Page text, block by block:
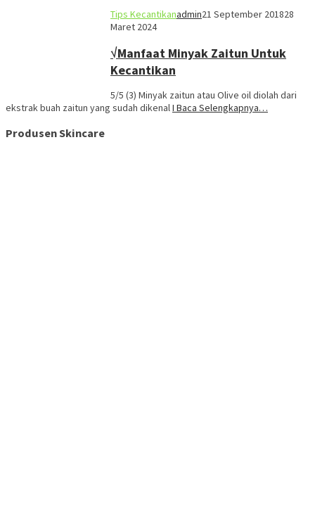
Tips Kecantikanadmin21 September 201828
Maret 2024
√Manfaat Minyak Zaitun Untuk
Kecantikan
5/5 (3) Minyak zaitun atau Olive oil diolah dari
ekstrak buah zaitun yang sudah dikenalI Baca Selengkapnya…
Produsen Skincare